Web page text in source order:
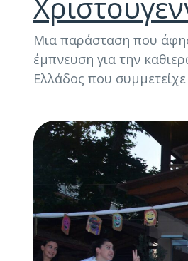
Μια παράσταση που
έμπνευση για την
Ελλάδος που